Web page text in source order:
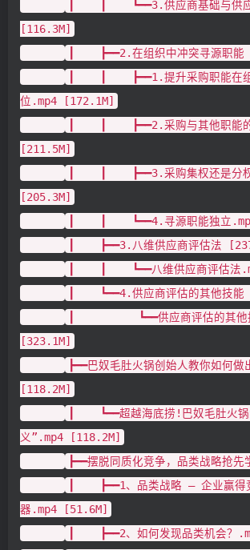
┃ ┃ ┗━━3.供应商基础与供应
[116.3M]
┃ ┣━━2.在组织中冲突寻源职能
┃ ┃ ┣━━1.提升采购职能在组
位.mp4 [172.1M]
┃ ┃ ┣━━2.采购与其他职能的
[211.5M]
┃ ┃ ┣━━3.采购集权还是分
[205.3M]
┃ ┃ ┗━━4.寻源职能独立
┃ ┣━━3.八维供应商评估法
┃ ┃ ┗━━八维供应商评估法
┃ ┗━━4.供应商评估的其他技能
┃ ┗━━供应商评估的其他
[323.1M]
┣━━巴奴毛肚火锅创始人教你如何
[118.2M]
┃ ┗━━超越海底捞!巴奴毛肚火锅
义”.mp4 [118.2M]
┣━━摆脱同质化竞争，品类战略抢
┃ ┣━━1、品类战略 – 企业赢得
器.mp4 [51.6M]
┃ ┣━━2、如何发现品类机会？